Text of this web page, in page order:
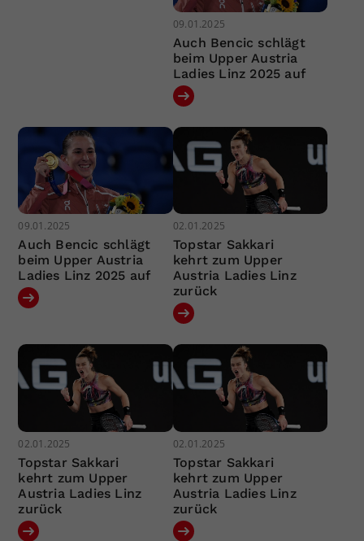
09.01.2025
Auch Bencic schlägt
beim Upper Austria
Ladies Linz 2025 auf
09.01.2025
Auch Bencic schlägt
beim Upper Austria
Ladies Linz 2025 auf
02.01.2025
Topstar Sakkari
kehrt zum Upper
Austria Ladies Linz
zurück
02.01.2025
Topstar Sakkari
kehrt zum Upper
Austria Ladies Linz
zurück
02.01.2025
Topstar Sakkari
kehrt zum Upper
Austria Ladies Linz
zurück